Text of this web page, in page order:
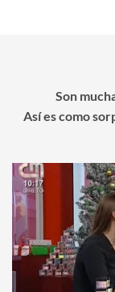
Son
Así es como